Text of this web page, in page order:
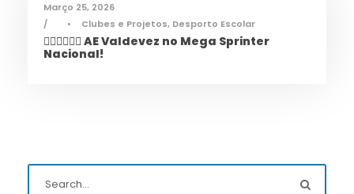
Março 25, 2026
•
Clubes e Projetos, Desporto Escolar
🏃‍♀️🏃‍♂️🏃‍♀️ AE Valdevez no Mega Sprinter
Nacional!